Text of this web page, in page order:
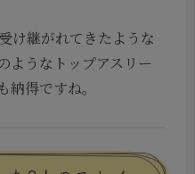
け継がれてきたような
ようなトップアスリー
納得ですね。